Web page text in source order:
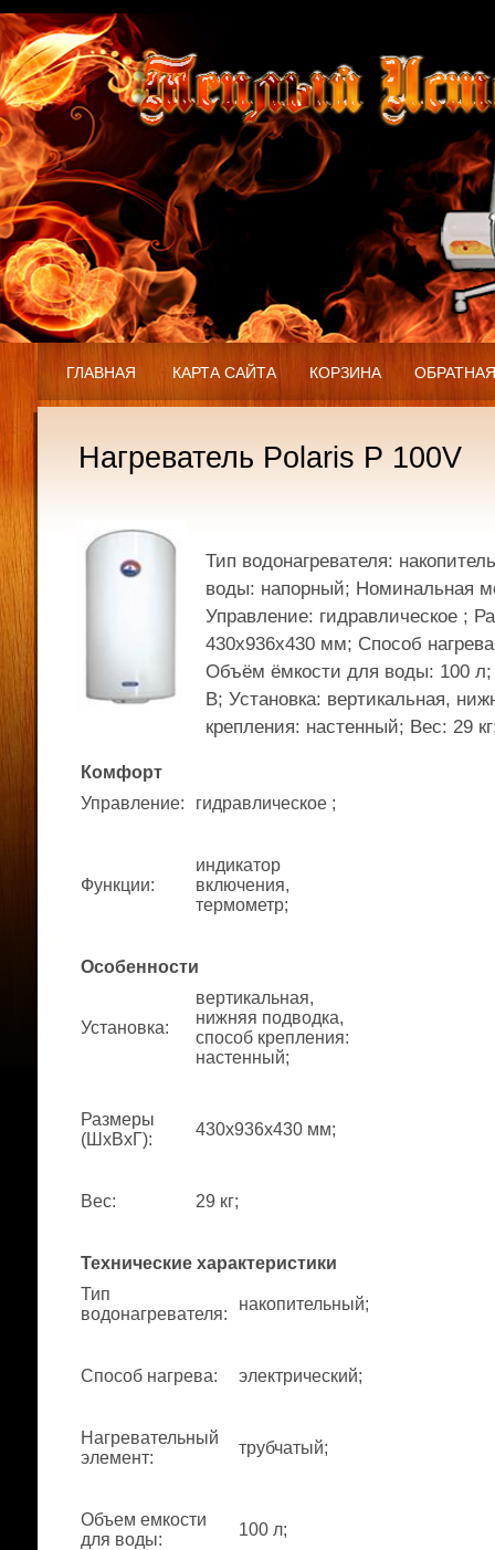
ГЛАВНАЯ КАРТА САЙТА КОРЗИНА
Нагреватель Polaris P 100V
Тип водонагревателя:
воды: напорный; Номинальная
Управление: гидравлическое ;
430x936x430 мм; Способ
Объём ёмкости для воды: 100
В; Установка: вертикальная,
крепления: настенный; Вес: 29
Комфорт
Управление: гидравлическое ;
Функции:
индикатор
включения,
термометр;
Особенности
Установка:
вертикальная,
нижняя подводка,
способ крепления:
настенный;
Размеры
(ШхВхГ):
430x936x430 мм;
Вес: 29 кг;
Технические характеристики
Тип
водонагревателя:
накопительный;
Способ нагрева: электрический;
Нагревательный
элемент:
трубчатый;
Объем емкости
для воды:
100 л;